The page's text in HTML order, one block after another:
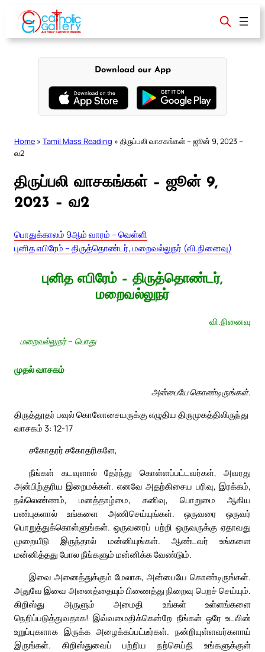
content
Download our App
Home » Tamil Mass Reading » திருப்பலி வாசகங்கள் – ஜூன் 9, 2023 –
வ2
திருப்பலி வாசகங்கள் – ஜூன் 9,
2023 – வ2
பொதுக்காலம் 9ஆம் வாரம் – வெள்ளி
புனித எபிரேம் – திருத்தொண்டர், மறைவல்லுநர் (வி.நினைவு)
புனித எபிரேம் – திருத்தொண்டர்,
மறைவல்லுநர்
வி.நினைவு
மறைவல்லுநர் – பொது
முதல் வாசகம்
அன்பையே கொண்டிருங்கள்.
திருத்தூதர் பவுல் கொலோசையருக்கு எழுதிய திருமுகத்திலிருந்து
வாசகம் 3: 12-17
சகோதரர் சகோதரிகளே,
நீங்கள் கடவுளால் தேர்ந்து கொள்ளப்பட்டவர்கள், அவரது
அன்பிற்குரிய இறைமக்கள். எனவே அதற்கிசைய பரிவு, இரக்கம்,
நல்லெண்ணம், மனத்தாழ்மை, கனிவு, பொறுமை ஆகிய
பண்புகளால் உங்களை அணிசெய்யுங்கள். ஒருவரை ஒருவர்
பொறுத்துக்கொள்ளுங்கள். ஒருவரைப் பற்றி ஒருவருக்கு ஏதாவது
முறையீடு இருந்தால் மன்னியுங்கள். ஆண்டவர் உங்களை
மன்னித்தது போல நீங்களும் மன்னிக்க வேண்டும்.
இவை அனைத்துக்கும் மேலாக, அன்பையே கொண்டிருங்கள்.
அதுவே இவை அனைத்தையும் பிணைத்து நிறைவு பெறச் செய்யும்.
கிறிஸ்து அருளும் அமைதி உங்கள் உள்ளங்களை
நெறிப்படுத்துவதாக! இவ்வமைதிக்கென்றே நீங்கள் ஒரே உடலின்
உறுப்புகளாக இருக்க அழைக்கப்பட்டீர்கள். நன்றியுள்ளவர்களாய்
இருங்கள். கிறிஸ்துவைப் பற்றிய நற்செய்தி உங்களுக்குள்